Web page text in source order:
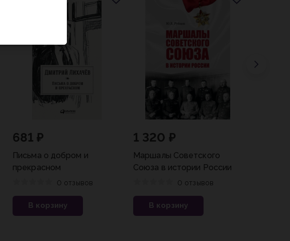
681 ₽
Письма о добром и
прекрасном
0 отзывов
В корзину
1 320 ₽
Маршалы Советского
Союза в истории России
0 отзывов
В корзину